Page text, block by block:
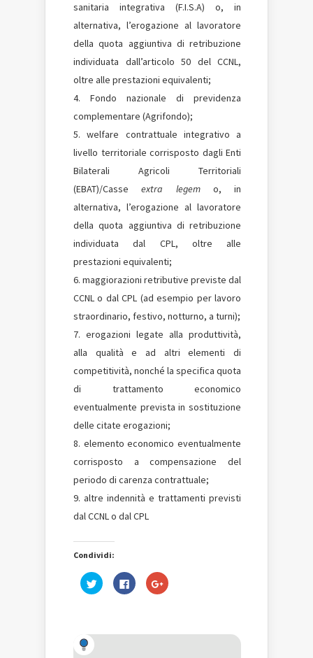
sanitaria integrativa (F.I.S.A) o, in
alternativa, l’erogazione al lavoratore
della quota aggiuntiva di retribuzione
individuata dall’articolo 50 del CCNL,
oltre alle prestazioni equivalenti;
Fondo nazionale di previdenza
complementare (Agrifondo);
welfare contrattuale integrativo a
livello territoriale corrisposto dagli Enti
Bilaterali Agricoli Territoriali
(EBAT)/Casseextra legemo, in
alternativa, l’erogazione al lavoratore
della quota aggiuntiva di retribuzione
individuata dal CPL, oltre alle
prestazioni equivalenti;
maggiorazioni retributive previste dal
CCNL o dal CPL (ad esempio per lavoro
straordinario, festivo, notturno, a turni);
erogazioni legate alla produttività,
alla qualità e ad altri elementi di
competitività, nonché la specifica quota
di trattamento economico
eventualmente prevista in sostituzione
delle citate erogazioni;
elemento economico eventualmente
corrisposto a compensazione del
periodo di carenza contrattuale;
altre indennità e trattamenti previsti
dal CCNL o dal CPL
Condividi:
Fai
clic
Fai
clic
Fai
clic